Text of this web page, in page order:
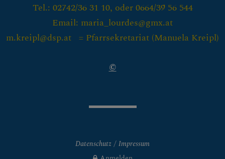
Tel.: 02742/36 31 10, oder 0664/39 56 544
Email: maria_lourdes@gmx.at
m.kreipl@dsp.at = Pfarrsekretariat (Manuela Kreipl)
©
Datenschutz
Impressum